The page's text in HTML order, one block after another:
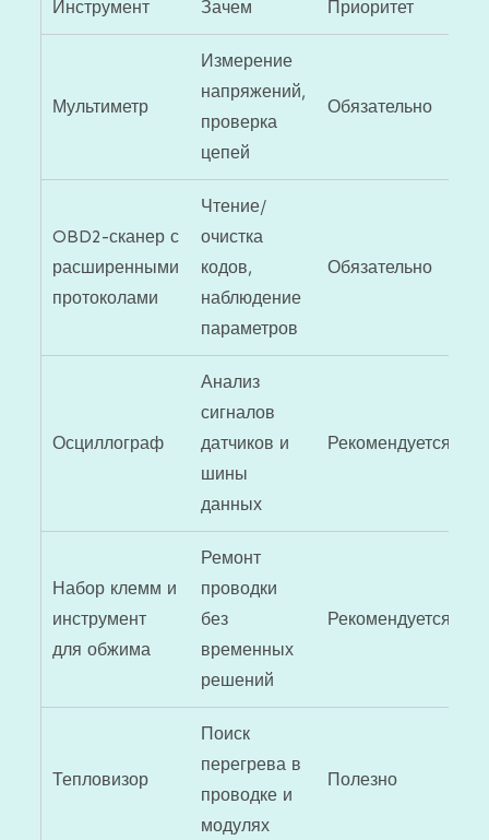
Инструмент Зачем Приоритет
Мультиметр
Измерение
напряжений,
проверка
цепей
Обязательно
OBD2-сканер с
расширенными
протоколами
Чтение/
очистка
кодов,
наблюдение
параметров
Обязательно
Осциллограф
Анализ
сигналов
датчиков и
шины
данных
Рекомендуется
Набор клемм и
инструмент
для обжима
Ремонт
проводки
без
временных
решений
Рекомендуется
Тепловизор
Поиск
перегрева в
проводке и
модулях
Полезно